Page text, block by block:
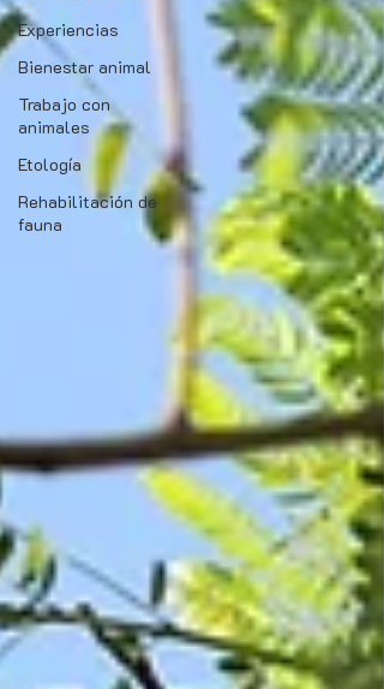
Experiencias
Bienestar animal
Trabajo con
animales
Etología
Rehabilitación de
fauna